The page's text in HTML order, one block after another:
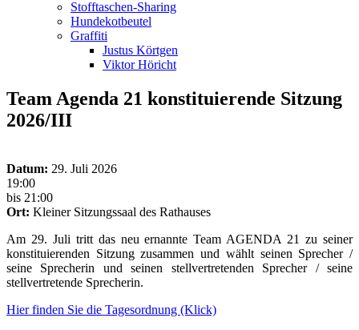
Stofftaschen-Sharing
Hundekotbeutel
Graffiti
Justus Körtgen
Viktor Höricht
Team Agenda 21 konstituierende Sitzung
2026/III
Datum: 29. Juli 2026
19:00
bis 21:00
Ort: Kleiner Sitzungssaal des Rathauses
Am 29. Juli tritt das neu ernannte Team AGENDA 21 zu seiner
konstituierenden Sitzung zusammen und wählt seinen Sprecher /
seine Sprecherin und seinen stellvertretenden Sprecher / seine
stellvertretende Sprecherin.
Hier finden Sie die Tagesordnung (Klick)